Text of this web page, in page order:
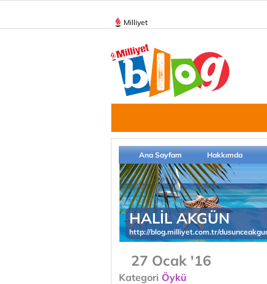
Milliyet
Ana Sayfam Hakkımda
HALİL AKGÜN
http://blog.milliyet.com.tr/
27 Ocak '16
Kategori Öykü